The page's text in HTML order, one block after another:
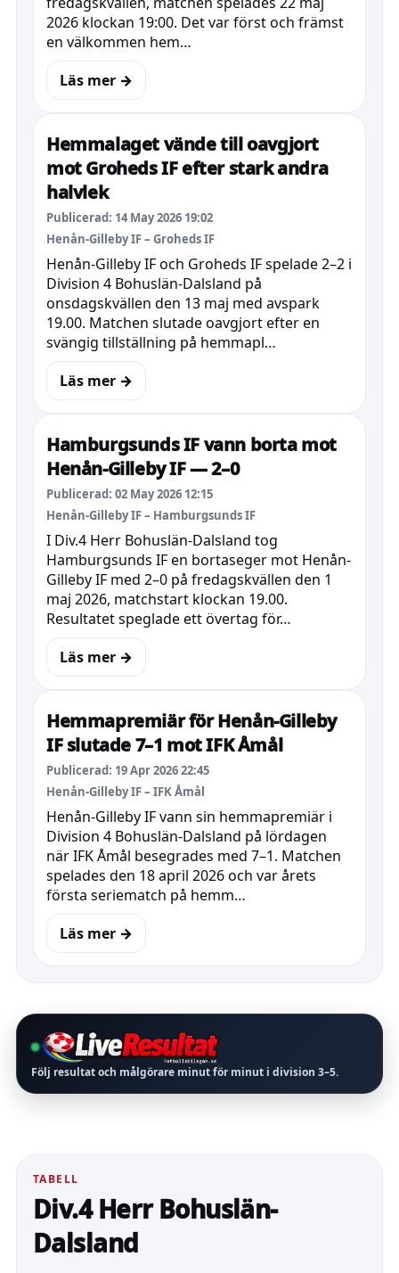
2026 klockan 19:00. Det var först och främst
en välkommen hem…
Läs mer →
Hemmalaget vände till oavgjort
mot Groheds IF efter stark andra
halvlek
Publicerad: 14 May 2026 19:02
Henån-Gilleby IF – Groheds IF
Henån-Gilleby IF och Groheds IF spelade 2–2 i
Division 4 Bohuslän-Dalsland på
onsdagskvällen den 13 maj med avspark
19.00. Matchen slutade oavgjort efter en
svängig tillställning på hemmapl…
Läs mer →
Hamburgsunds IF vann borta mot
Henån-Gilleby IF — 2–0
Publicerad: 02 May 2026 12:15
Henån-Gilleby IF – Hamburgsunds IF
I Div.4 Herr Bohuslän-Dalsland tog
Hamburgsunds IF en bortaseger mot Henån-
Gilleby IF med 2–0 på fredagskvällen den 1
maj 2026, matchstart klockan 19.00.
Resultatet speglade ett övertag för…
Läs mer →
Hemmapremiär för Henån-Gilleby
IF slutade 7–1 mot IFK Åmål
Publicerad: 19 Apr 2026 22:45
Henån-Gilleby IF – IFK Åmål
Henån-Gilleby IF vann sin hemmapremiär i
Division 4 Bohuslän-Dalsland på lördagen
när IFK Åmål besegrades med 7–1. Matchen
spelades den 18 april 2026 och var årets
första seriematch på hemm…
Läs mer →
Följ resultat och målgörare minut för minut i division 3–5.
TABELL
Div.4 Herr Bohuslän-
Dalsland